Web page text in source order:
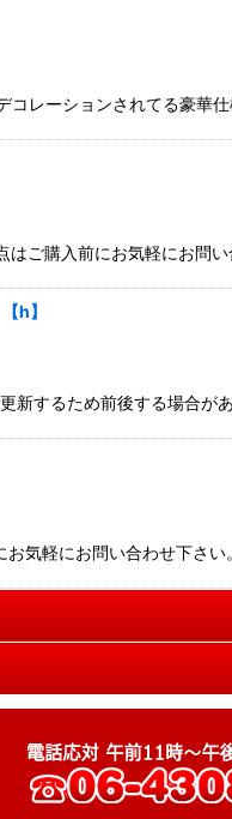
レーションされてる豪
ご購入前にお気軽にお問い
h】
新するため前後する場合
気軽にお問い合わせ下さい。